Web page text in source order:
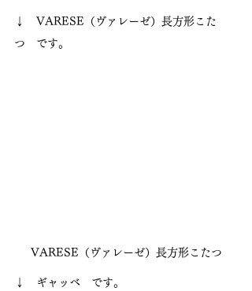
↓　VARESE（ヴァレーゼ）長方形こた
つ　です。
VARESE（ヴァレーゼ）長方形こたつ
↓　ギャッベ　です。